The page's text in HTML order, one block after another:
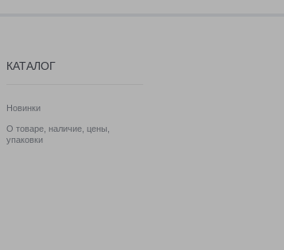
КАТАЛОГ
Новинки
О товаре, наличие, цены,
упаковки